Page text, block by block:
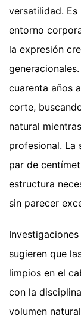
versatilidad.
entorno
la expresión
cuarenta años
corte,
natural
profesional. La
par de
estructura
sin parecer
sugieren que
limpios en el
con la
volumen